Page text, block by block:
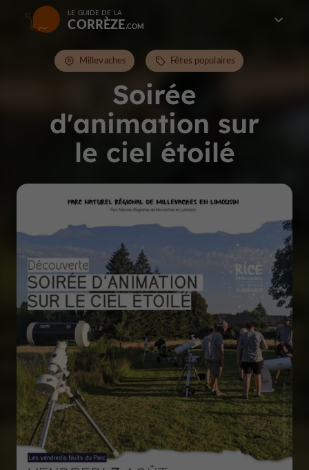
LE GUIDE DE LA
CORRÈZE
Soirée
d'animation sur
le ciel étoilé
Millevaches Fêtes populaires